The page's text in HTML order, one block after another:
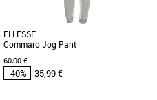
ELLESSE
Commaro Jog Pant
60,00 €
-40% 35,99 €